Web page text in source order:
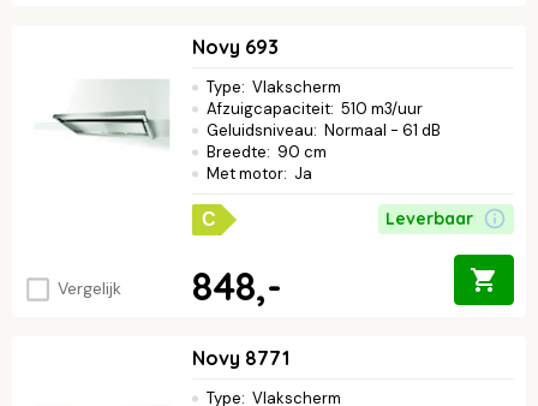
Vergelijk
Novy 693
Type: Vlakscherm
Afzuigcapaciteit: 510 m3/uur
Geluidsniveau: Normaal - 61 dB
Breedte: 90 cm
Met motor: Ja
C Leverbaar
848,-
Novy 8771
Type: Vlakscherm